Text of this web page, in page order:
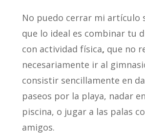
No puedo cerrar mi artículo
que lo ideal es combinar tu
con actividad física, que no
necesariamente ir al
consistir sencillamente en
paseos por la playa, nadar
piscina, o jugar a las palas
amigos.